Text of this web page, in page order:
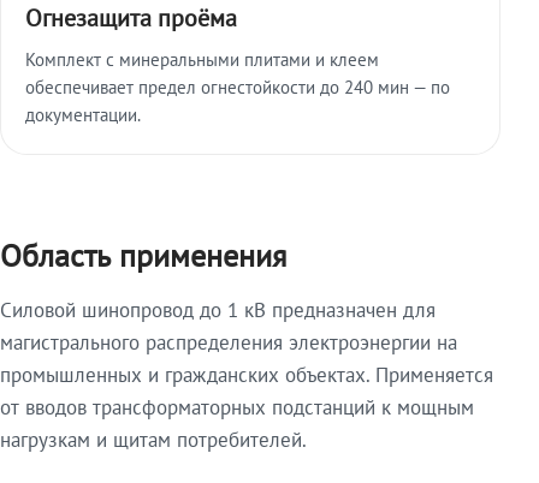
Огнезащита проёма
Комплект с минеральными плитами и клеем
обеспечивает предел огнестойкости до 240 мин — по
документации.
Область применения
Силовой шинопровод до 1 кВ предназначен для
магистрального распределения электроэнергии на
промышленных и гражданских объектах. Применяется
от вводов трансформаторных подстанций к мощным
нагрузкам и щитам потребителей.